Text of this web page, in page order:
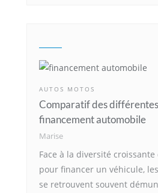
AUTOS MOTOS
Comparatif des
financement automobile
Marise
Face à la diversité
pour financer un véhicule,
se retrouvent souvent